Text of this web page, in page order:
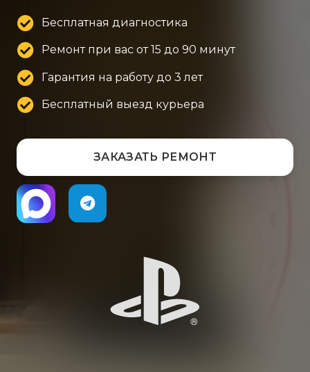
Бесплатная диагностика
Ремонт при вас от 15 до 90 минут
Гарантия на работу до 3 лет
Бесплатный выезд курьера
ЗАКАЗАТЬ РЕМОНТ